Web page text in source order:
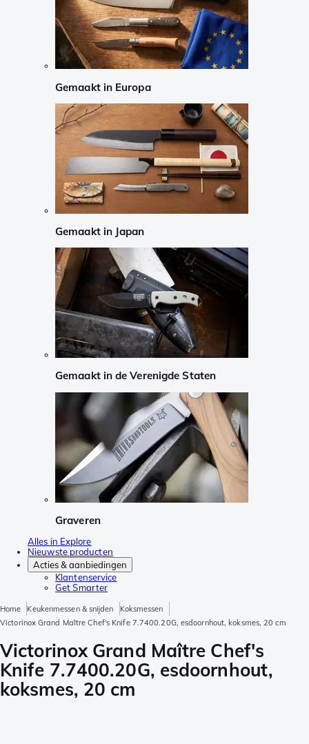
Gemaakt in Europa
Gemaakt in Japan
Gemaakt in de Verenigde Staten
Graveren
Alles in Explore
Nieuwste producten
Acties & aanbiedingen
Klantenservice
Get Smarter
Home Keukenmessen & snijden
Koksmessen
Victorinox Grand Maître Chef's Knife 7.7400.20G, esdoornhout, koksmes, 20 cm
Victorinox Grand Maître Chef's
Knife 7.7400.20G, esdoornhout,
koksmes, 20 cm